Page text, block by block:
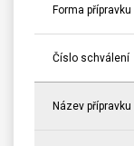
Forma přípravku
Číslo schválení
Název přípravku